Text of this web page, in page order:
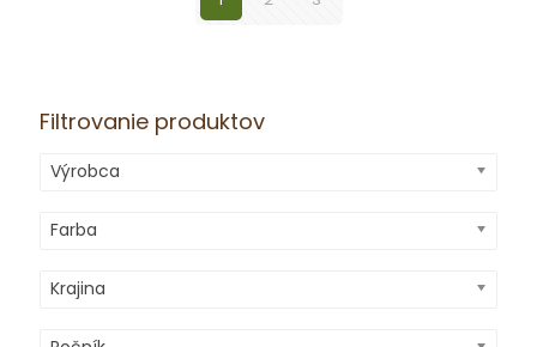
Filtrovanie produktov
Výrobca
Farba
Krajina